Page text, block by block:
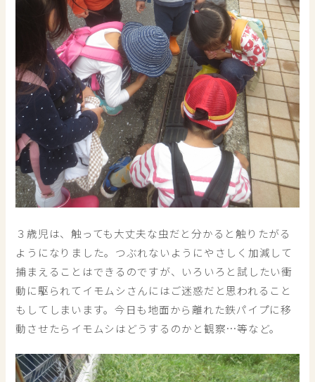
３歳児は、触っても大丈夫な虫だと分かると触りたがる
ようになりました。つぶれないようにやさしく加減して
捕まえることはできるのですが、いろいろと試したい衝
動に駆られてイモムシさんにはご迷惑だと思われること
もしてしまいます。今日も地面から離れた鉄パイプに移
動させたらイモムシはどうするのかと観察…等など。